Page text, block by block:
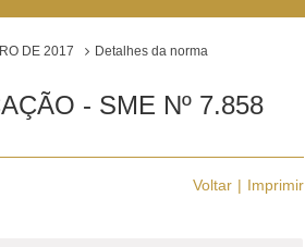
DE 2017 Detalhes da norma
- SME Nº 7.858
Voltar Imprimir